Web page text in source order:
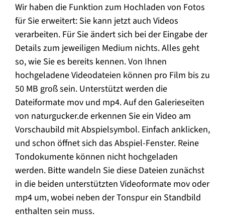
Wir haben die Funktion zum Hochladen von Fotos
für Sie erweitert: Sie kann jetzt auch Videos
verarbeiten. Für Sie ändert sich bei der Eingabe der
Details zum jeweiligen Medium nichts. Alles geht
so, wie Sie es bereits kennen. Von Ihnen
hochgeladene Videodateien können pro Film bis zu
50 MB groß sein. Unterstützt werden die
Dateiformate mov und mp4. Auf den Galerieseiten
von naturgucker.de erkennen Sie ein Video am
Vorschaubild mit Abspielsymbol. Einfach anklicken,
und schon öffnet sich das Abspiel-Fenster. Reine
Tondokumente können nicht hochgeladen
werden. Bitte wandeln Sie diese Dateien zunächst
in die beiden unterstützten Videoformate mov oder
mp4 um, wobei neben der Tonspur ein Standbild
enthalten sein muss.